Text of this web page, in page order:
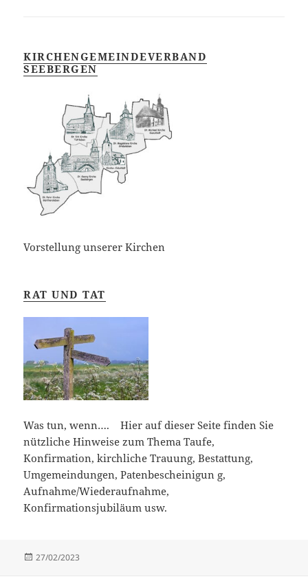
KIRCHENGEMEINDEVERBAND
SEEBERGEN
Vorstellung unserer Kirchen
RAT UND TAT
Was tun, wenn…. Hier auf dieser Seite finden Sie
nützliche Hinweise zum Thema Taufe,
Konfirmation, kirchliche Trauung, Bestattung,
Umgemeindungen, Patenbescheinigun g,
Aufnahme/Wiederaufnahme,
Konfirmationsjubiläum usw.
Veröffentlicht
27/02/2023